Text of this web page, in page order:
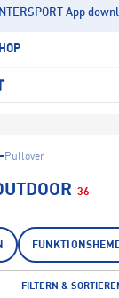
INTERSPORT App
Pullover
36
FILTERN &